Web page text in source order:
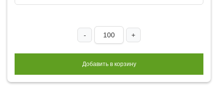
- +
Добавить в корзину